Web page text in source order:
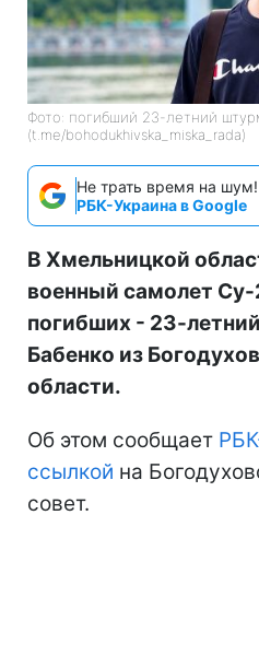
Фото: погибший 23-летний
(t.me/bohodukhivska_miska_rada)
Не трать время на шум!
РБК-Украина в Google
В Хмельницкой
военный самолет
погибших - 23-
Бабенко из
области.
Об этом сообщает
ссылкой на
совет.